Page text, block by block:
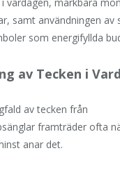
samt användningen av
som energifyllda
av Tecken i
av tecken från
framträder ofta
anar det.